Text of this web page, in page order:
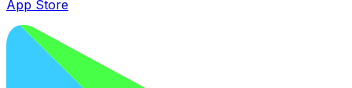
App Store